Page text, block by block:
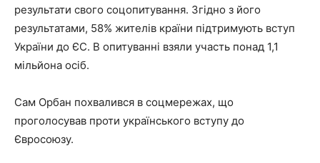
результати свого соцопитування. Згідно з його
результатами, 58% жителів країни підтримують вступ
України до ЄС. В опитуванні взяли участь понад 1,1
мільйона осіб.
Сам Орбан похвалився в соцмережах, що
проголосував проти українського вступу до
Євросоюзу.